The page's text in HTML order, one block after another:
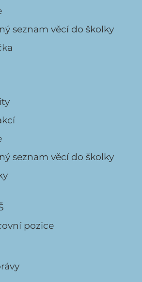
seznam věcí do školky
seznam věcí do školky
pozice